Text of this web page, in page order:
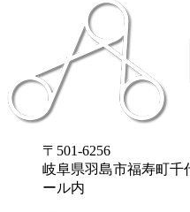
〒501-6256
岐阜県羽島市福寿町千
ール内